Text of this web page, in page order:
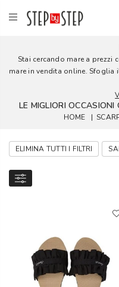
Stai cercando mare a prezzi
mare in vendita online.
LE MIGLIORI
HOME |
ELIMINA TUTTI I FILTRI